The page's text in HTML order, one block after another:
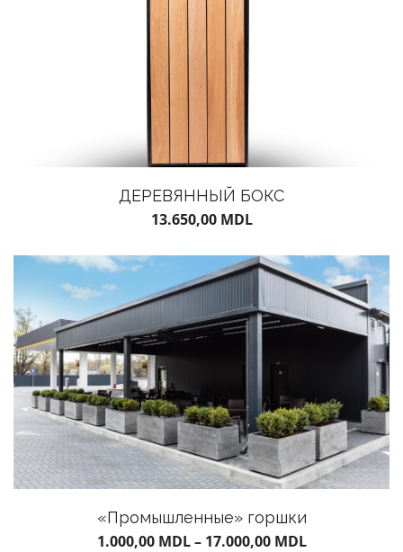
ДЕРЕВЯННЫЙ БОКС
13.650,00 MDL
«Промышленные» горшки
1.000,00 MDL– 17.000,00 MDL